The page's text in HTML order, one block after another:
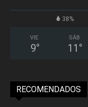
38%
VIE
9°
SÁB
11 °
RECOMENDADOS